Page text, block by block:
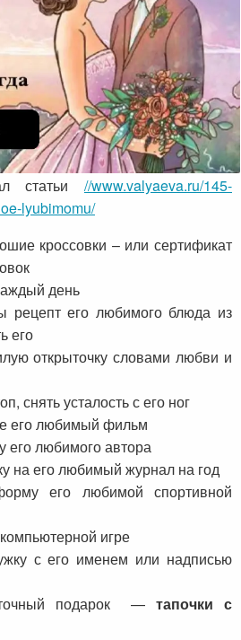
статьи //www.valyaeva.ru/145-
lyubimomu/
кроссовки – или сертификат
день
его любимого блюда из
его
открыточку словами любви и
снять усталость с его ног
его любимый фильм
его любимого автора
на его любимый журнал на год
его любимой спортивной
игре
с его именем или надписью
подарок —тапочки с